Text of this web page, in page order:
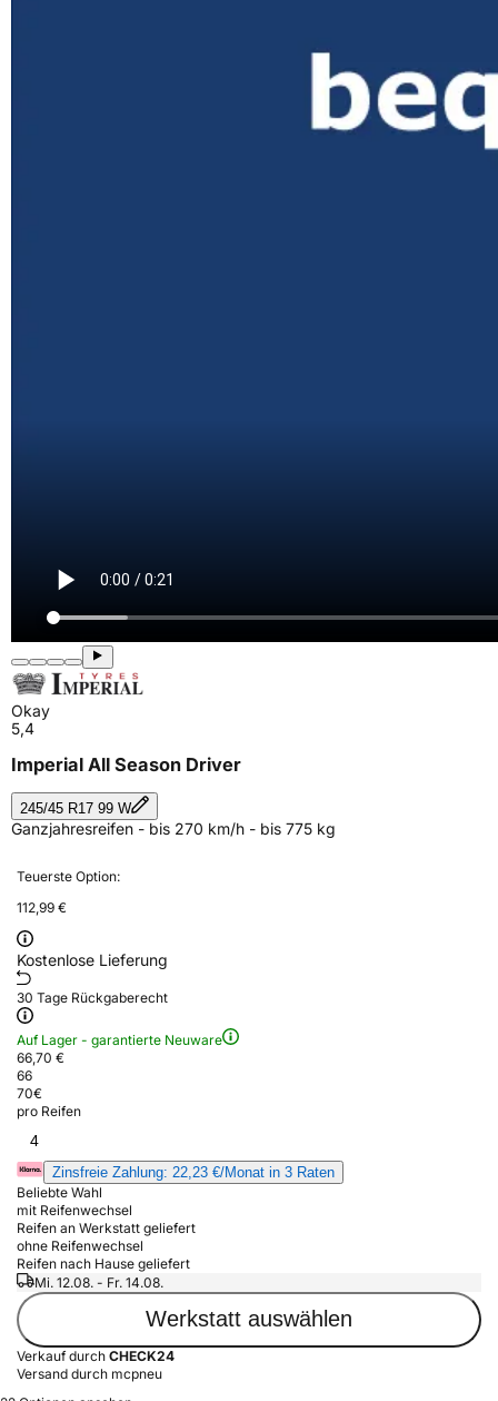
Okay
5,4
Imperial All Season Driver
245/45 R17 99 W
Ganzjahresreifen - bis 270 km/h - bis 775 kg
Teuerste Option:
112,99 €
Kostenlose Lieferung
30 Tage Rückgaberecht
Auf Lager - garantierte Neuware
66,70 €
66
70€
pro Reifen
4
Zinsfreie Zahlung: 22,23 €/Monat in 3 Raten
Beliebte Wahl
mit Reifenwechsel
Reifen an Werkstatt geliefert
ohne Reifenwechsel
Reifen nach Hause geliefert
Mi. 12.08. - Fr. 14.08.
Werkstatt auswählen
Verkauf durch CHECK24
Versand durch mcpneu